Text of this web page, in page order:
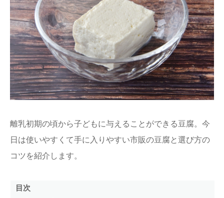
離乳初期の頃から子どもに与えることができる豆腐。今
日は使いやすくて手に入りやすい市販の豆腐と選び方の
コツを紹介します。
目次
季節の行事やお出かけ
特集
ままてぃ編集部